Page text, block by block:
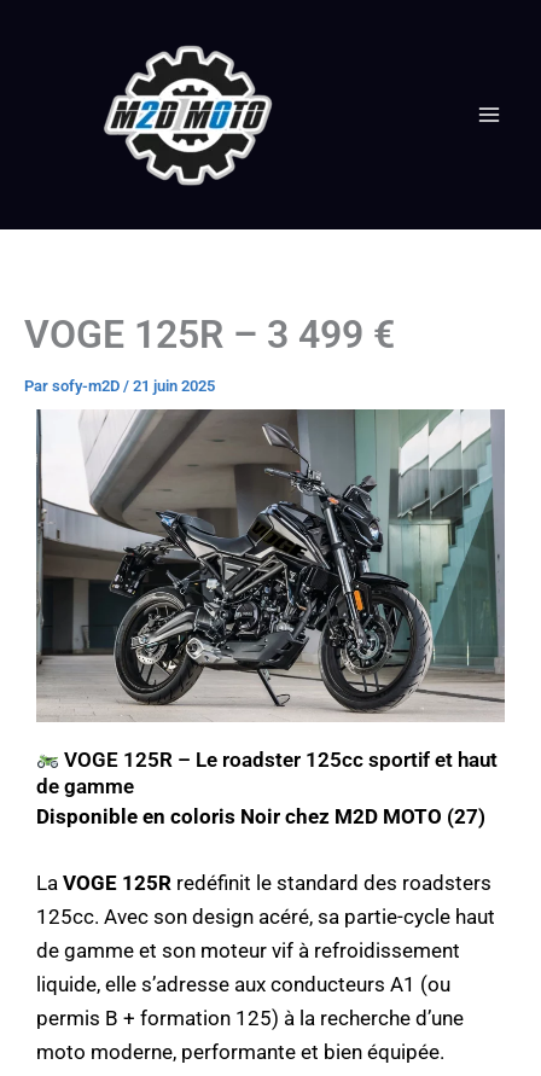
VOGE 125R – 3 499 €
Par sofy-m2D / 21 juin 2025
VOGE 125R – Le roadster 125cc sportif et haut
de gamme
Disponible en coloris Noir chez M2D MOTO (27)
La VOGE 125R redéfinit le standard des roadsters
125cc. Avec son design acéré, sa partie-cycle haut
de gamme et son moteur vif à refroidissement
liquide, elle s’adresse aux conducteurs A1 (ou
permis B + formation 125) à la recherche d’une
moto moderne, performante et bien équipée.